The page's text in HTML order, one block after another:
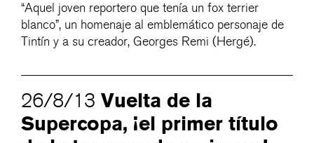
“Aquel joven reportero que tenía un fox terrier
blanco”, un homenaje al emblemático personaje de
Tintín y a su creador, Georges Remi (Hergé).
26/8/13 Vuelta de la
Supercopa, ¡el primer título